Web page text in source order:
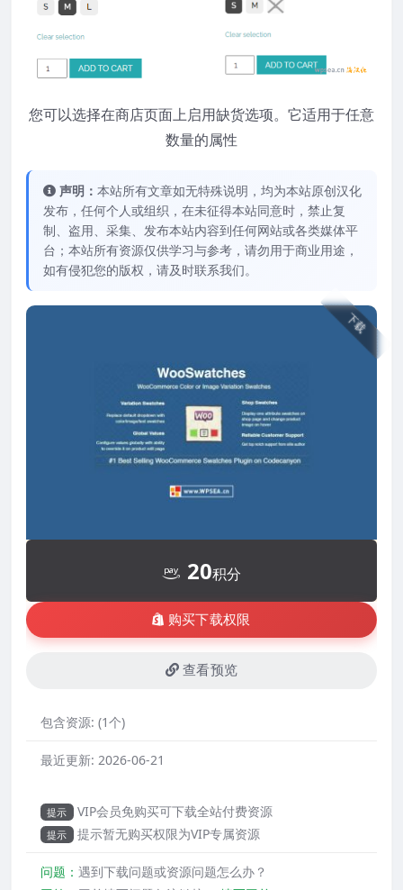
您可以选择在商店页面上启用缺货选项。它适用于任意
数量的属性
声明： 本站所有文章如无特殊说明，均为本站原创汉化
发布，任何个人或组织，在未征得本站同意时，禁止复
制、盗用、采集、发布本站内容到任何网站或各类媒体平
台；本站所有资源仅供学习与参考，请勿用于商业用途，
如有侵犯您的版权，请及时联系我们。
下载
20积分
购买下载权限
查看预览
包含资源: (1个)
最近更新: 2026-06-21
提示 VIP会员免购买可下载全站付费资源
提示 提示暂无购买权限为VIP专属资源
问题： 遇到下载问题或资源问题怎么办？